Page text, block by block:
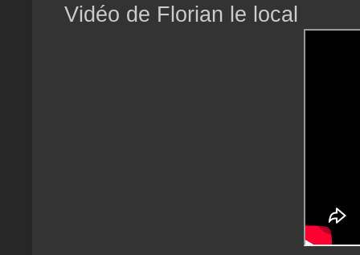
Vidéo de Florian le local